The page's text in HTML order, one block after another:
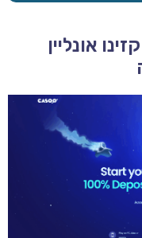
CASOO CASINO – 2026 קזינו אונליין